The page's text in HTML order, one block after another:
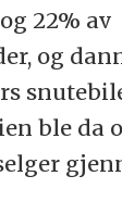
22% av
og
ble da